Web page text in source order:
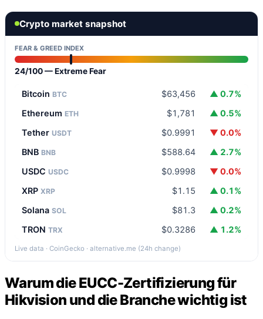
Crypto market snapshot
FEAR & GREED INDEX
24/100 — Extreme Fear
Bitcoin BTC $63,456
▲ 0.7%
Ethereum ETH $1,781
▲ 0.5%
Tether USDT $0.9991
▼ 0.0%
BNB BNB $588.64
▲ 2.7%
USDC USDC $0.9998
▼ 0.0%
XRP XRP $1.15
▲ 0.1%
Solana SOL $81.3
▲ 0.2%
TRON TRX $0.3286 ▲ 1.2%
Live data · CoinGecko · alternative.me (24h change)
Warum die EUCC-Zertifizierung für
Hikvision und die Branche wichtig ist